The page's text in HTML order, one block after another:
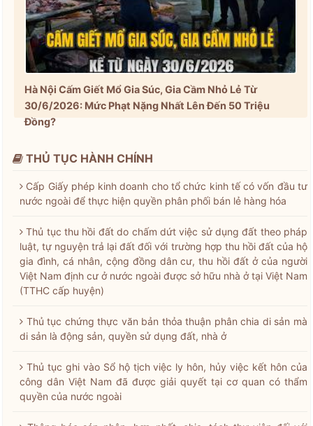
Hà Nội Cấm Giết Mổ Gia Súc, Gia Cầm Nhỏ Lẻ Từ
30/6/2026: Mức Phạt Nặng Nhất Lên Đến 50 Triệu
Đồng?
THỦ TỤC HÀNH CHÍNH
Cấp Giấy phép kinh doanh cho tổ chức kinh tế có vốn đầu tư
nước ngoài để thực hiện quyền phân phối bán lẻ hàng hóa
Thủ tục thu hồi đất do chấm dứt việc sử dụng đất theo pháp
luật, tự nguyện trả lại đất đối với trường hợp thu hồi đất của hộ
gia đình, cá nhân, cộng đồng dân cư, thu hồi đất ở của người
Việt Nam định cư ở nước ngoài được sở hữu nhà ở tại Việt Nam
(TTHC cấp huyện)
Thủ tục chứng thực văn bản thỏa thuận phân chia di sản mà
di sản là động sản, quyền sử dụng đất, nhà ở
Thủ tục ghi vào Sổ hộ tịch việc ly hôn, hủy việc kết hôn của
công dân Việt Nam đã được giải quyết tại cơ quan có thẩm
quyền của nước ngoài